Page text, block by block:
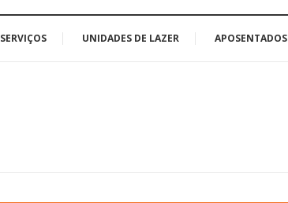
SERVIÇOS UNIDADES DE LAZER APOSENTADOS